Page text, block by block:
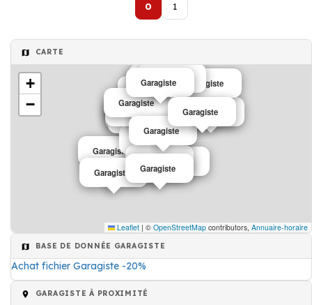
0 1
CARTE
Garagiste
Garagiste
Garagiste
Garagiste
Garagiste
Garagiste Garagiste
GaragisteGaragiste
Garagiste
Garagiste
Garagiste
Garagiste
Garagiste
Garagiste
Garagiste
+
−
Leaflet | © OpenStreetMap contributors, Annuaire-horaire
BASE DE DONNÉE GARAGISTE
Achat fichier Garagiste -20%
GARAGISTE À PROXIMITÉ